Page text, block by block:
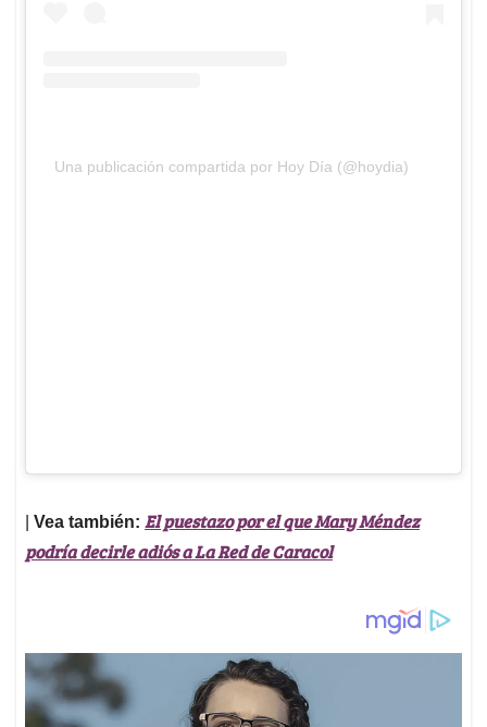
Una publicación compartida por Hoy Día (@hoydia)
Vea también: El puestazo por el que Mary Méndez
podría decirle adiós a La Red de Caracol